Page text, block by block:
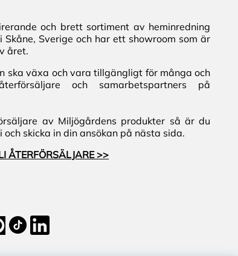
och brett sortiment av heminredning
Skåne, Sverige och har ett showroom som är
året.
ska växa och vara tillgängligt för många och
och samarbetspartners på
av Miljögårdens produkter så är du
skicka in din ansökan på nästa sida.
ÅTERFÖRSÄLJARE >>